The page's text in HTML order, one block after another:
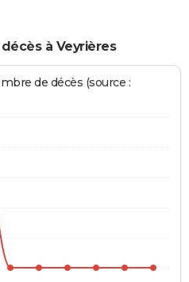
à Veyrières
de décès (source :